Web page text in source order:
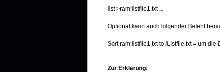
list >ram:listfile1.txt ...
Optional kann auch folgender Befehl
Sort ram:listfile1.txt to /Listfile.txt = um
Zur Erklärung: